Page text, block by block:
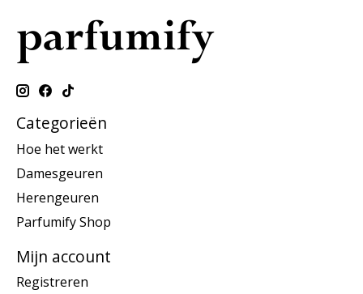
Categorieën
Hoe het werkt
Damesgeuren
Herengeuren
Parfumify Shop
Mijn account
Registreren